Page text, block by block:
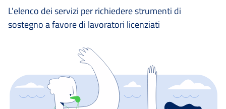
L'elenco dei servizi per richiedere strumenti di
sostegno a favore di lavoratori licenziati